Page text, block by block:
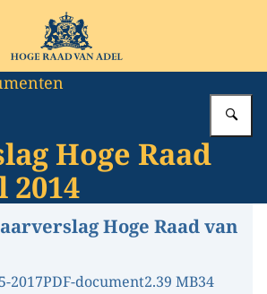
homepage van Hoge Raad van Adel
Hoge Raad
2014
Hoge Raad van
2017PDF-document2.39 MB34